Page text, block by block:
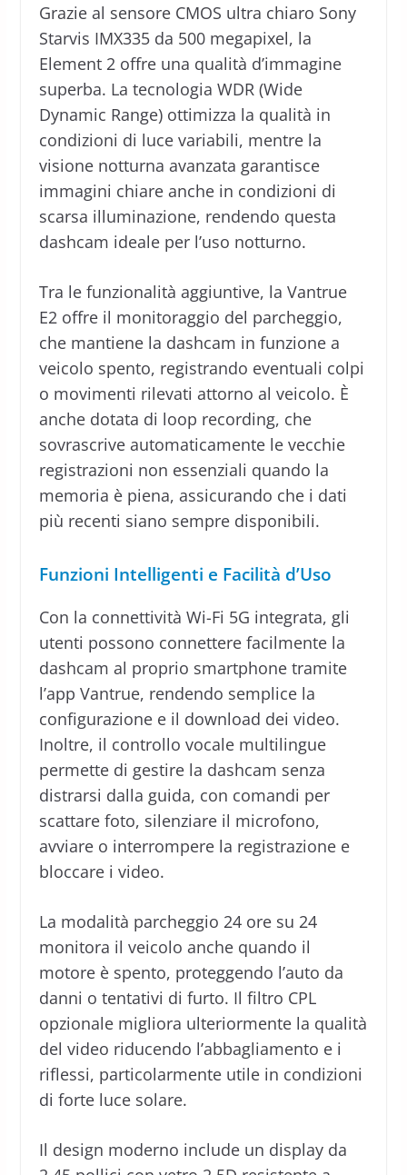
Grazie al sensore CMOS ultra chiaro Sony
Starvis IMX335 da 500 megapixel, la
Element 2 offre una qualità d’immagine
superba. La tecnologia WDR (Wide
Dynamic Range) ottimizza la qualità in
condizioni di luce variabili, mentre la
visione notturna avanzata garantisce
immagini chiare anche in condizioni di
scarsa illuminazione, rendendo questa
dashcam ideale per l’uso notturno.
Tra le funzionalità aggiuntive, la Vantrue
E2 offre il monitoraggio del parcheggio,
che mantiene la dashcam in funzione a
veicolo spento, registrando eventuali colpi
o movimenti rilevati attorno al veicolo. È
anche dotata di loop recording, che
sovrascrive automaticamente le vecchie
registrazioni non essenziali quando la
memoria è piena, assicurando che i dati
più recenti siano sempre disponibili.
Funzioni Intelligenti e Facilità d’Uso
Con la connettività Wi-Fi 5G integrata, gli
utenti possono connettere facilmente la
dashcam al proprio smartphone tramite
l’app Vantrue, rendendo semplice la
configurazione e il download dei video.
Inoltre, il controllo vocale multilingue
permette di gestire la dashcam senza
distrarsi dalla guida, con comandi per
scattare foto, silenziare il microfono,
avviare o interrompere la registrazione e
bloccare i video.
La modalità parcheggio 24 ore su 24
monitora il veicolo anche quando il
motore è spento, proteggendo l’auto da
danni o tentativi di furto. Il filtro CPL
opzionale migliora ulteriormente la qualità
del video riducendo l’abbagliamento e i
riflessi, particolarmente utile in condizioni
di forte luce solare.
Il design moderno include un display da